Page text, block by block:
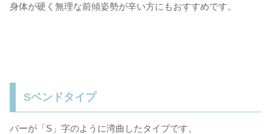
身体が硬く無理な前傾姿勢が辛い方にもおすすめです。
Sベンドタイプ
バーが「S」字のように湾曲したタイプです。